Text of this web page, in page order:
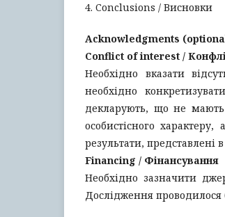
4. Conclusions / Висновки
Acknowledgments
Conflict of interest /
Необхідно вказати
необхідно
декларують, що не мають
особистісного
результати, представлені в
Financing / Фінансування
Необхідно зазначити
Дослідження проводилося